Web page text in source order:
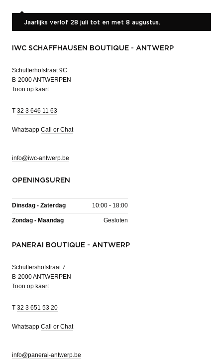
Jaarlijks verlof 28 juli tot en met 8 augustus.
IWC SCHAFFHAUSEN BOUTIQUE - ANTWERP
Schutterhofstraat 9C
B-2000 ANTWERPEN
Toon op kaart
T 32 3 646 11 63
Whatsapp Call or Chat
info@iwc-antwerp.be
OPENINGSUREN
Dinsdag - Zaterdag 10:00 - 18:00
Zondag - Maandag Gesloten
PANERAI BOUTIQUE - ANTWERP
Schuttershofstraat 7
B-2000 ANTWERPEN
Toon op kaart
T 32 3 651 53 20
Whatsapp Call or Chat
info@panerai-antwerp.be